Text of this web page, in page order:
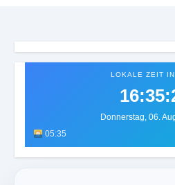
LOKALE ZEIT IN
Donnerstag, 06.
05:35